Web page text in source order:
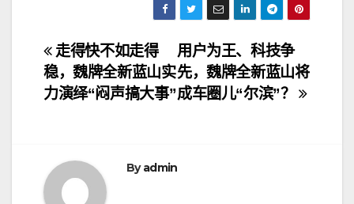
文
章
航
用户为王、科技争
先，魏牌全新蓝山将
成车圈儿“尔滨”？
走得快不如走得
稳，魏牌全新蓝山实
力演绎“闷声搞大事”
Byadmin